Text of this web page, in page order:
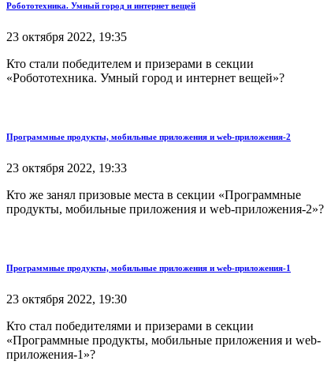
Робототехника. Умный город и интернет вещей
23 октября 2022, 19:35
Кто стали победителем и призерами в секции
«Робототехника. Умный город и интернет вещей»?
Программные продукты, мобильные приложения и web-приложения-2
23 октября 2022, 19:33
Кто же занял призовые места в секции «Программные
продукты, мобильные приложения и web-приложения-2»?
Программные продукты, мобильные приложения и web-приложения-1
23 октября 2022, 19:30
Кто стал победителями и призерами в секции
«Программные продукты, мобильные приложения и web-
приложения-1»?